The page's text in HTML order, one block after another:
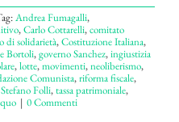
Andrea Fumagalli,
,Carlo Cottarelli,comitato
di solidarietà,Costituzione Italiana,
Bortoli,governo Sanchez,ingiustizia
,lotte,movimenti,neoliberismo,
Comunista,riforma fiscale,
Stefano Folli,tassa patrimoniale,
| 0 Commenti